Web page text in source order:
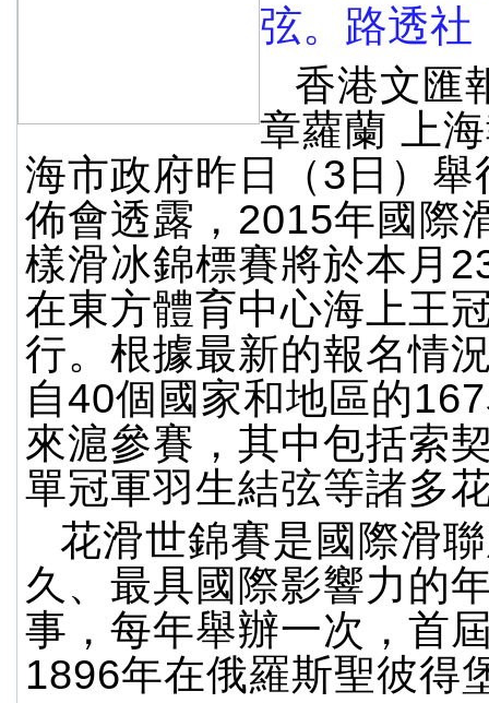
弦。路透社
香港文匯
章蘿蘭 上
海市政府昨日（3日）舉
佈會透露，2015年國際
樣滑冰錦標賽將於本月
在東方體育中心海上王
行。根據最新的報名情
自40個國家和地區的
來滬參賽，其中包括索
單冠軍羽生結弦等諸多
花滑世錦賽是國際滑
久、最具國際影響力的
事，每年舉辦一次，首
1896年在俄羅斯聖彼得